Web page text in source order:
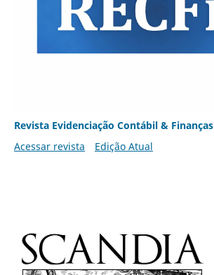
Revista Evidenciação Contábil & Finanças
Acessar revista
Edição Atual